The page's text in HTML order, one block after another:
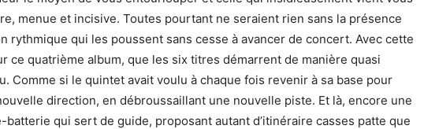
menue et incisive. Toutes pourtant ne seraient rien sans la présence
rythmique qui les poussent sans cesse à avancer de concert. Avec cette
ce quatrième album, que les six titres démarrent de manière quasi
Comme si le quintet avait voulu à chaque fois revenir à sa base pour
direction, en débroussaillant une nouvelle piste. Et là, encore une
batterie qui sert de guide, proposant autant d’itinéraire casses patte que